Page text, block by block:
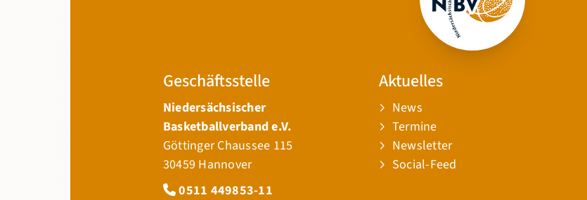
Geschäftsstelle
Niedersächsischer
Basketballverband e.V.
Göttinger Chaussee 115
30459 Hannover
0511 449853-11
Aktuelles
News
Termine
Newsletter
Social-Feed